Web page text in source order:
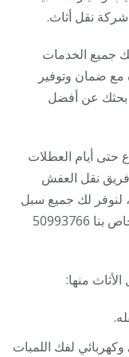
نقل أثاث.
جميع الخدمات
ضمان وتوفير
بحثك عن أفضل
حتى أيام العطلات
نقل العفش
متاح على مدار 24 ساعة، لنوفر لك جميع سبل
الراحة فكل ما يكفيك هو الاتصال بالرقم الخاص بنا 50993766
منها:
لفك اللمبات